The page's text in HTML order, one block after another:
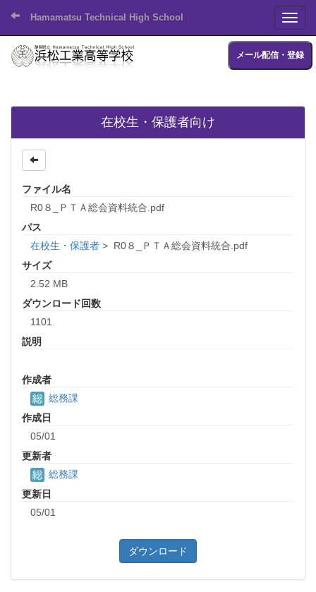
Hamamatsu Technical High School
メール配信・登録
在校生・保護者向け
ファイル名
R0８_ＰＴＡ総会資料統合.pdf
パス
在校生・保護者 > R0８_ＰＴＡ総会資料統合.pdf
サイズ
2.52 MB
ダウンロード回数
1101
説明
作成者
総務課
作成日
05/01
更新者
総務課
更新日
05/01
ダウンロード